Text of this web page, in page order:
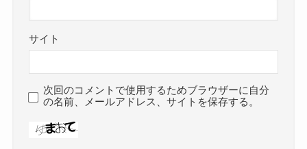
サイト
次回のコメントで使用するためブラウザーに自分
の名前、メールアドレス、サイトを保存する。